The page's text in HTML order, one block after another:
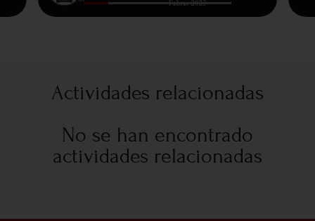
Actividades relacionadas
No se han encontrado
actividades relacionadas